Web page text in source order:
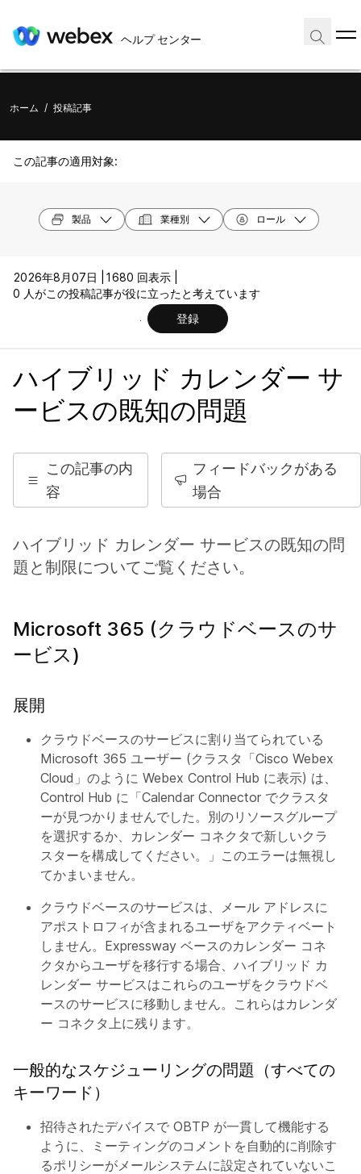
ヘルプ センター
ホーム / 投稿記事
この記事の適用対象:
製品 業種別 ロール
2026年8月07日 |
1680 回表示 |
0 人がこの投稿記事が役に立ったと考えています
登録
ハイブリッド カレンダー サ
ービスの既知の問題
この記事の内
容
フィードバックがある
場合
ハイブリッド カレンダー サービスの既知の問
題と制限についてご覧ください。
Microsoft 365 (クラウドベースのサ
ービス)
展開
クラウドベースのサービスに割り当てられている
Microsoft 365 ユーザー (クラスタ「Cisco Webex
Cloud」のように Webex Control Hub に表示) は、
Control Hub に「Calendar Connector でクラスタ
ーが見つかりませんでした。別のリソースグループ
を選択するか、カレンダー コネクタで新しいクラ
スターを構成してください。」このエラーは無視し
てかまいません。
クラウドベースのサービスは、メール アドレスに
アポストロフィが含まれるユーザをアクティベート
しません。Expressway ベースのカレンダー コネ
クタからユーザを移行する場合、ハイブリッド カ
レンダー サービスはこれらのユーザをクラウドベ
ースのサービスに移動しません。これらはカレンダ
ー コネクタ上に残ります。
一般的なスケジューリングの問題（すべての
キーワード）
招待されたデバイスで OBTP が一貫して機能する
ように、ミーティングのコメントを自動的に削除す
るポリシーがメールシステムに設定されていないこ